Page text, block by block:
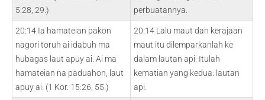
5:28, 29.)
perbuatannya.
20:14 Ia hamateian pakon
nagori toruh ai idabuh ma
hubagas laut apuy ai. Ai ma
hamateian na paduahon, laut
apuy ai. (1 Kor. 15:26, 55.)
20:14 Lalu maut dan kerajaan
maut itu dilemparkanlah ke
dalam lautan api. Itulah
kematian yang kedua: lautan
api.